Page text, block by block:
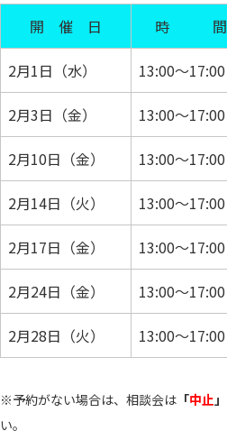
開 催 日 時 間
2月1日（水） 13:00～17:00
2月3日（金） 13:00～17:00
2月10日（金） 13:00～17:00
2月14日（火） 13:00～17:00
2月17日（金） 13:00～17:00
2月24日（金） 13:00～17:00
2月28日（火） 13:00～17:00
※予約がない場合は、相談会は 「中止」
い。